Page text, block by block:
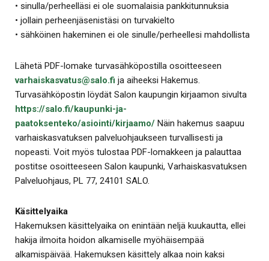
• sinulla/perheelläsi ei ole suomalaisia pankkitunnuksia
• jollain perheenjäsenistäsi on turvakielto
• sähköinen hakeminen ei ole sinulle/perheellesi mahdollista
Lähetä PDF-lomake turvasähköpostilla osoitteeseen
varhaiskasvatus@salo.fi ja aiheeksi Hakemus.
Turvasähköpostin löydät Salon kaupungin kirjaamon sivulta
https://salo.fi/kaupunki-ja-
paatoksenteko/asiointi/kirjaamo/ Näin hakemus saapuu
varhaiskasvatuksen palveluohjaukseen turvallisesti ja
nopeasti. Voit myös tulostaa PDF-lomakkeen ja palauttaa
postitse osoitteeseen Salon kaupunki, Varhaiskasvatuksen
Palveluohjaus, PL 77, 24101 SALO.
Käsittelyaika
Hakemuksen käsittelyaika on enintään neljä kuukautta, ellei
hakija ilmoita hoidon alkamiselle myöhäisempää
alkamispäivää. Hakemuksen käsittely alkaa noin kaksi